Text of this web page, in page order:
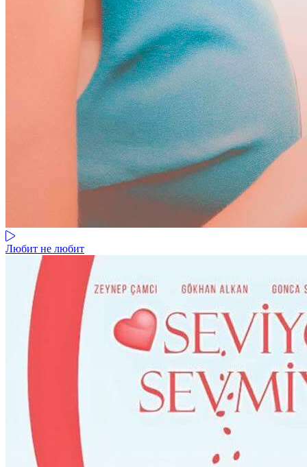
Любит не любит